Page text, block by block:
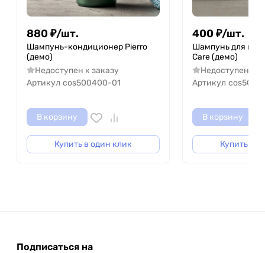
parturient montes, nascetur ridiculus mus.
880 ₽/шт.
Шампунь-кондиционер Pierro
(демо)
Недоступен к заказу
Артикул cos500400-01
В корзину
Купить в один клик
400 ₽/шт.
Шампунь для
Care (демо)
Недоступен к
Артикул
В корзину
Купить в
Подписаться на